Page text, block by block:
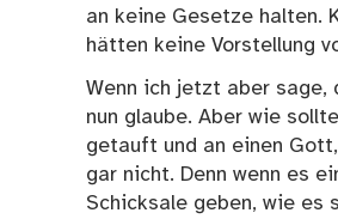
an keine Gesetze halten.
hätten keine Vorstellung
Wenn ich jetzt aber sage,
nun glaube. Aber wie
getauft und an einen
gar nicht. Denn wenn es
Schicksale geben, wie es